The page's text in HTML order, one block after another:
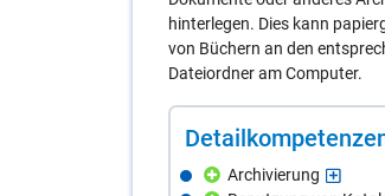
hinterlegen. Dies kann
von Büchern an den
Dateiordner am Computer.
Archivierung